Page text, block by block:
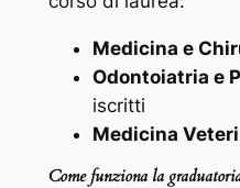
Medicina e
Odontoiatria e
iscritti
Medicina
Come funziona la